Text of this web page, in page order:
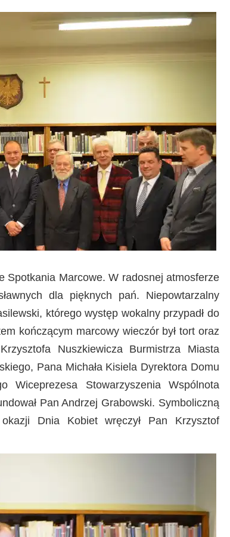
Spotkania Marcowe. W radosnej atmosferze
dla pięknych pań. Niepowtarzalny
którego występ wokalny przypadł do
kończącym marcowy wieczór był tort oraz
Nuszkiewicza Burmistrza Miasta
Pana Michała Kisiela Dyrektora Domu
Wiceprezesa Stowarzyszenia Wspólnota
Pan Andrzej Grabowski. Symboliczną
Dnia Kobiet wręczył Pan Krzysztof